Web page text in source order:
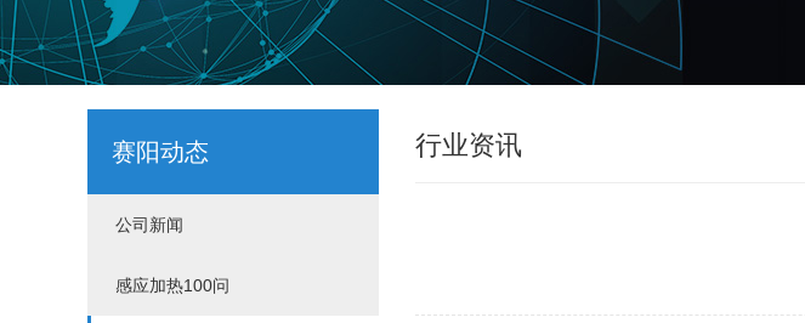
赛阳动态
公司新闻
感应加热100问
行业资讯